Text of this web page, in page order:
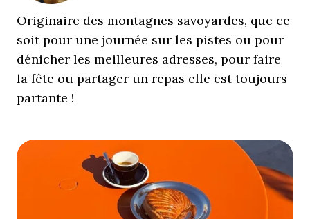
Originaire des montagnes savoyardes, que ce
soit pour une journée sur les pistes ou pour
dénicher les meilleures adresses, pour faire
la fête ou partager un repas elle est toujours
partante !